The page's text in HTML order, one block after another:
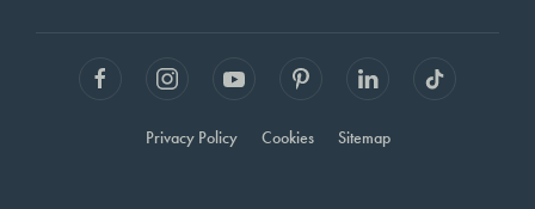
Privacy Policy Cookies Sitemap